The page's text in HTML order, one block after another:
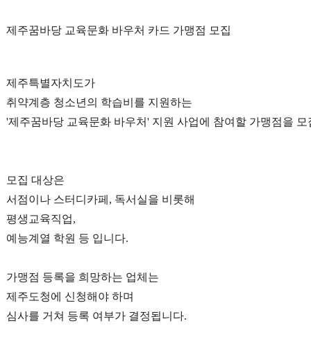
제주꿈바당 교육문화 바우처 카드 가맹점 모집
제주특별자치도가
취약계층 청소년의 학습비를 지원하는
'제주꿈바당 교육문화 바우처' 지원 사업에 참여할 가맹점을 모
모집 대상은
서점이나 스터디카페, 독서실을 비롯해
평생교육직업,
예능계열 학원 등 입니다.
가맹점 등록을 희망하는 업체는
제주도청에 신청해야 하며
심사를 거쳐 등록 여부가 결정됩니다.